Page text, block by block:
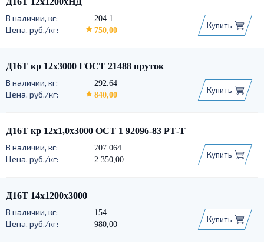
204.1
750,00
Купить
Д16Т кр 12х3000 ГОСТ 21488 пруток
292.64
840,00
Купить
Д16Т кр 12х1,0х3000 ОСТ 1 92096-83 РТ-Т
707.064
2 350,00
Купить
Д16Т 14х1200х3000
154
980,00
Купить